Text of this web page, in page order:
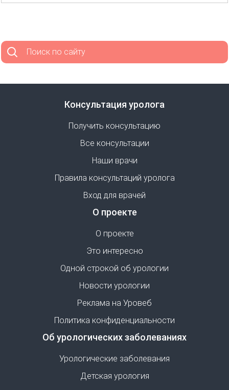
Поиск по сайту
Консультация уролога
Получить консультацию
Все консультации
Наши врачи
Правила консультаций уролога
Вход для врачей
О проекте
О проекте
Это интересно
Одной строкой об урологии
Новости урологии
Реклама на Уровеб
Политика конфиденциальности
Об урологических заболеваниях
Урологические заболевания
Детская урология